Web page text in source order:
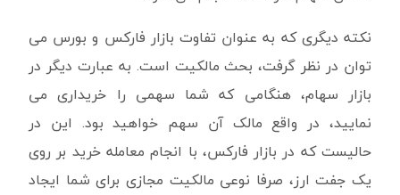
نکته دیگری که به عنوان تفاوت بازار فارکس و بورس می
توان در نظر گرفت، بحث مالکیت است. به عبارت دیگر در
بازار سهام، هنگامی که شما سهمی را خریداری می
نمایید، در واقع مالک آن سهم خواهید بود. این در
حالیست که در بازار فارکس، با انجام معامله خرید بر روی
یک جفت ارز، صرفا نوعی مالکیت مجازی برای شما ایجاد